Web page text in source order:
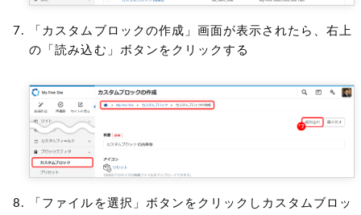
「カスタムブロックの作成」画面が表示されたら、右上
の「読み込む」ボタンをクリックする
「ファイルを選択」ボタンをクリックしカスタムブロッ